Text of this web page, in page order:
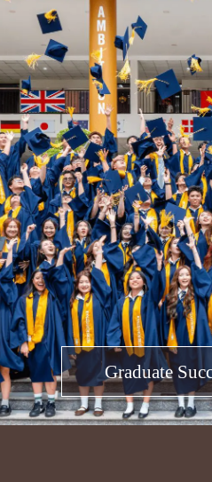
Graduate